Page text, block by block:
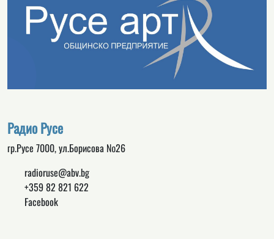
Радио Русе
гр.Русе 7000, ул.Борисова №26
radioruse@abv.bg
+359 82 821 622
Facebook